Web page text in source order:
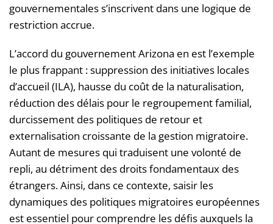
gouvernementales s’inscrivent dans une logique de
restriction accrue.
L’accord du gouvernement Arizona en est l’exemple
le plus frappant : suppression des initiatives locales
d’accueil (ILA), hausse du coût de la naturalisation,
réduction des délais pour le regroupement familial,
durcissement des politiques de retour et
externalisation croissante de la gestion migratoire.
Autant de mesures qui traduisent une volonté de
repli, au détriment des droits fondamentaux des
étrangers. Ainsi, dans ce contexte, saisir les
dynamiques des politiques migratoires européennes
est essentiel pour comprendre les défis auxquels la